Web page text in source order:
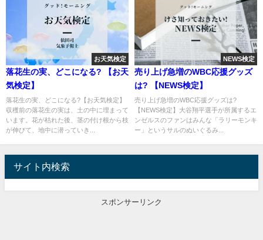
お天気検定
落花生の実、どこになる? 【お天
気検定】
落花生の実、どこになる?【お天気検定】
収穫前の落花生の実は、土の中に埋まって
います。花が枯れた後、茎の付け根から枝
が伸びて、地中に潜っていき...
NEWS検定
売り上げ急増のWBC応援グッズ
は? 【NEWS検定】
売り上げ急増のWBC応援グッズは?
【NEWS検定】大谷翔平選手が所属するエ
ンゼルスのファンはみんな「ラリーモンキ
ー」というサルのぬいぐるみ...
サイト内検索
スポンサーリンク